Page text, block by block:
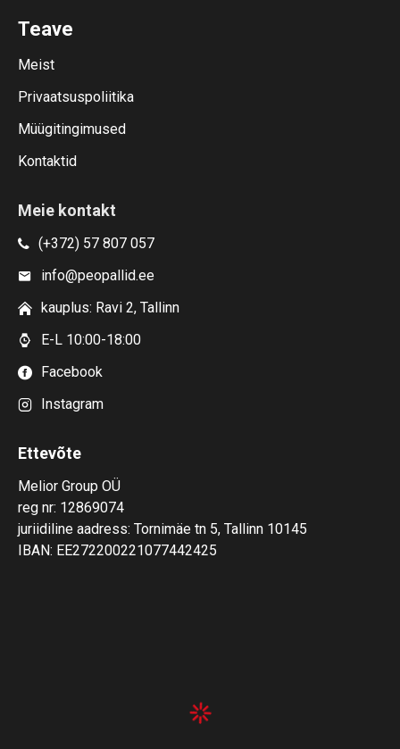
Teave
Meist
Privaatsuspoliitika
Müügitingimused
Kontaktid
Meie kontakt
(+372) 57 807 057
info@peopallid.ee
kauplus: Ravi 2, Tallinn
E-L 10:00-18:00
Facebook
Instagram
Ettevõte
Melior Group OÜ
reg nr: 12869074
juriidiline aadress: Tornimäe tn 5, Tallinn 10145
IBAN: EE272200221077442425